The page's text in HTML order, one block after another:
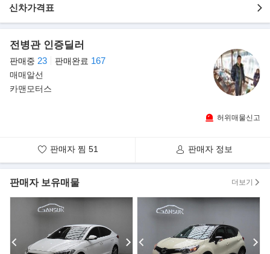
포함옵션
기본형-ECM&ETCS
》무사고,1인소유,중고차매매상사의 중고차 성능점검을 마친 합법
적인 차량입니다.
》성능기록부상 하부 누유 없이 진단 나온 관리 잘된 차량입니다.
》전차주가 소중히 관리한 차량입니다.상태 좋은 차량 선별하여 올
》 영업이력렌트이력 없는 순수 자가용 입니다.차량상태 최고 !! 전
★차량상태 베리굿 /실내외관깔금/ 엔진및션최상/ 잡소리없음 차량
상태좋아요~//최저가!!★
▶ 구입 방법
신차가격표
전병관 인증딜러
판매중 23 판매완료 167
매매알선
카맨모터스
허위매물신고
판매자 찜 51 판매자 정보
판매자 보유매물 더보기